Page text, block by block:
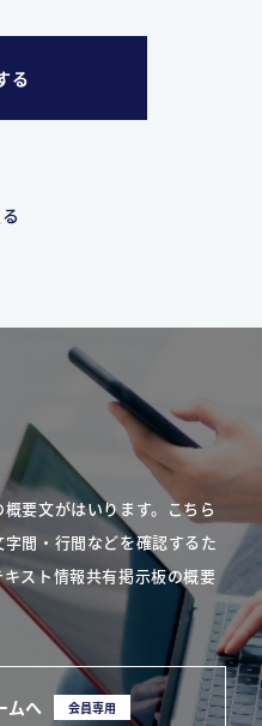
要文がはいります。こちら
間・行間などを確認するた
スト情報共有掲示板の概要
ムへ 会員専用